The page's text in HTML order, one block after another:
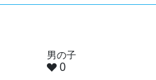
男の子
0